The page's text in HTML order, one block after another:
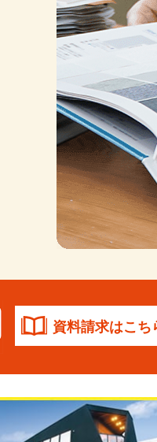
資料請求はこち